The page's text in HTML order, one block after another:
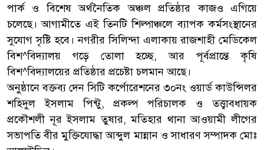
পার্ক ও বিশেষ অর্থনৈতিক অঞ্চল প্রতিষ্ঠার কাজও এগিয়ে
চলেছে। আগামীতে এই তিনটি শিল্পাঞ্চলে ব্যাপক কর্মসংস্থানের
সুযোগ সৃষ্টি হবে। নগরীর সিলিন্দা এলাকায় রাজশাহী মেডিকেল
বিশ^বিদ্যালয় গড়ে তোলা হচ্ছে, আর পূর্বপ্রান্তে কৃষি
বিশ^বিদ্যালয়ের প্রতিষ্ঠার প্রচেষ্টা চলমান আছে।
অনুষ্ঠানে বক্তব্য দেন সিটি কর্পোরেশনের ৩০নং ওয়ার্ড কাউন্সিলর
শহিদুল ইসলাম পিন্টু, প্রকল্প পরিচালক ও তত্ত্বাবধায়ক
প্রকৌশলী নূর ইসলাম তুষার, মতিহার থানা আওয়ামী লীগের
সভাপতি বীর মুক্তিযোদ্ধা আব্দুল মান্নান ও সাধারণ সম্পাদক মোঃ